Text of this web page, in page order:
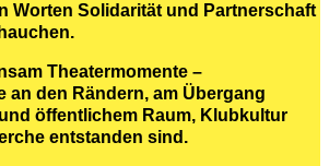
Worten Solidarität und Partnerschaft
Theatermomente –
an den Rändern, am Übergang
öffentlichem Raum, Klubkultur
entstanden sind.